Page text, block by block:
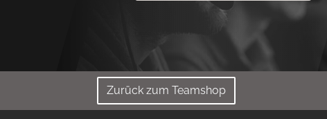
Zurück zum Teamshop